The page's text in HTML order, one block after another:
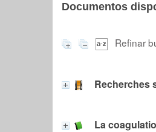
Documentos
Refinar
Recherches
La